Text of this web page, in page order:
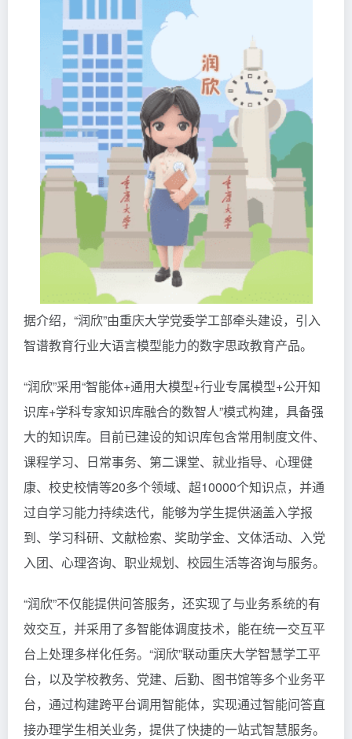
据介绍，“润欣”由重庆大学党委学工部牵头建设，引入
智谱教育行业大语言模型能力的数字思政教育产品。
“润欣”采用“智能体+通用大模型+行业专属模型+公开知
识库+学科专家知识库融合的数智人”模式构建，具备强
大的知识库。目前已建设的知识库包含常用制度文件、
课程学习、日常事务、第二课堂、就业指导、心理健
康、校史校情等20多个领域、超10000个知识点，并通
过自学习能力持续迭代，能够为学生提供涵盖入学报
到、学习科研、文献检索、奖助学金、文体活动、入党
入团、心理咨询、职业规划、校园生活等咨询与服务。
“润欣”不仅能提供问答服务，还实现了与业务系统的有
效交互，并采用了多智能体调度技术，能在统一交互平
台上处理多样化任务。“润欣”联动重庆大学智慧学工平
台，以及学校教务、党建、后勤、图书馆等多个业务平
台，通过构建跨平台调用智能体，实现通过智能问答直
接办理学生相关业务，提供了快捷的一站式智慧服务。